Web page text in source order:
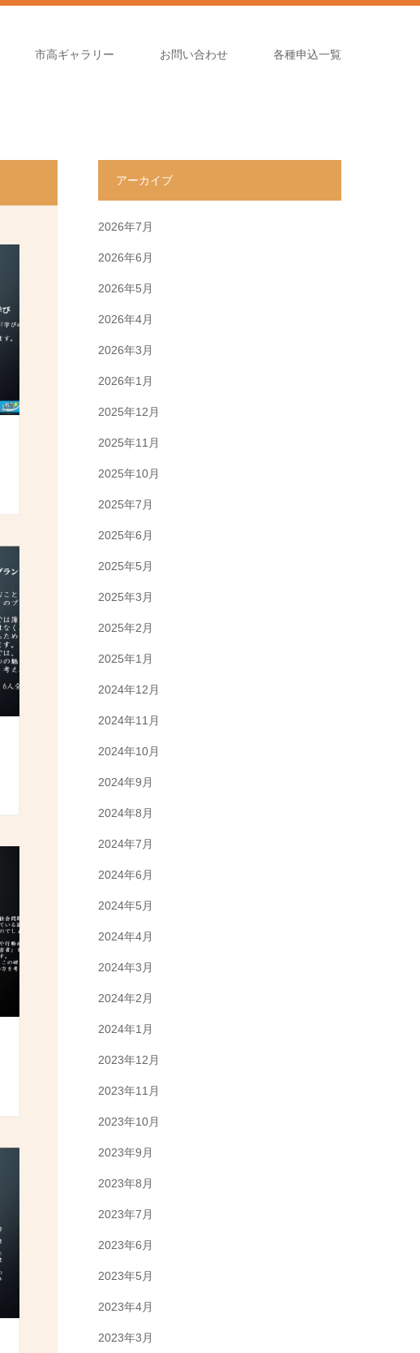
市高ギャラリー お問い合わせ 各種申込一覧
アーカイブ
2026年7月
2026年6月
2026年5月
2026年4月
2026年3月
2026年1月
2025年12月
2025年11月
2025年10月
2025年7月
2025年6月
2025年5月
2025年3月
2025年2月
2025年1月
2024年12月
2024年11月
2024年10月
2024年9月
2024年8月
2024年7月
2024年6月
2024年5月
2024年4月
2024年3月
2024年2月
2024年1月
2023年12月
2023年11月
2023年10月
2023年9月
2023年8月
2023年7月
2023年6月
2023年5月
2023年4月
2023年3月